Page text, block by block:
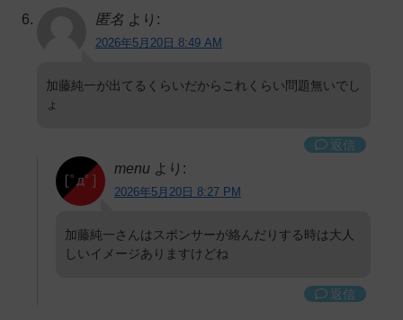
匿名 より:
2026年5月20日 8:49 AM
加藤純一が出てるくらいだからこれくらい問題無いでし
ょ
返信
menu より:
2026年5月20日 8:27 PM
加藤純一さんはスポンサーが絡んだりする時は大人
しいイメージありますけどね
返信